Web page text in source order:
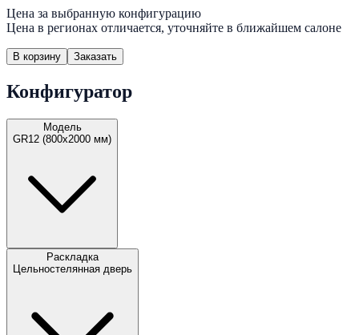
Цена за выбранную конфигурацию
Цена в регионах отличается, уточняйте в ближайшем салоне
В корзину Заказать
Конфигуратор
Модель
GR12 (800х2000 мм)
Раскладка
Цельностелянная дверь